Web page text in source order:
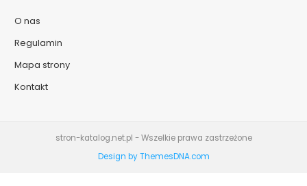
O nas
Regulamin
Mapa strony
Kontakt
stron-katalog.net.pl - Wszelkie prawa zastrzeżone
Design by ThemesDNA.com